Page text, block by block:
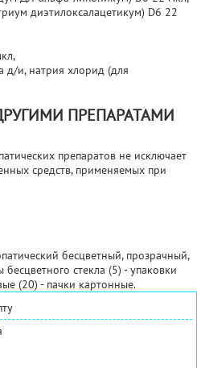
диэтилоксалацетикум) D6 22
д/и, натрия хлорид (для
ПРЕПАРАТАМИ
препаратов не исключает
средств, применяемых при
бесцветный, прозрачный,
стекла (5) - упаковки
(20) - пачки картонные.